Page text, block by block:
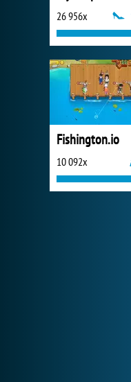
26 956x
Fishington.io
10 092x